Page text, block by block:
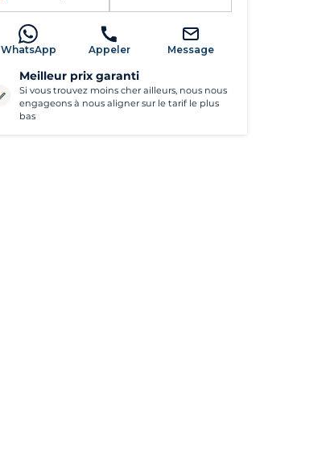
WhatsApp Appeler Message
Meilleur prix garanti
Si vous trouvez moins cher ailleurs, nous nous
engageons à nous aligner sur le tarif le plus
bas